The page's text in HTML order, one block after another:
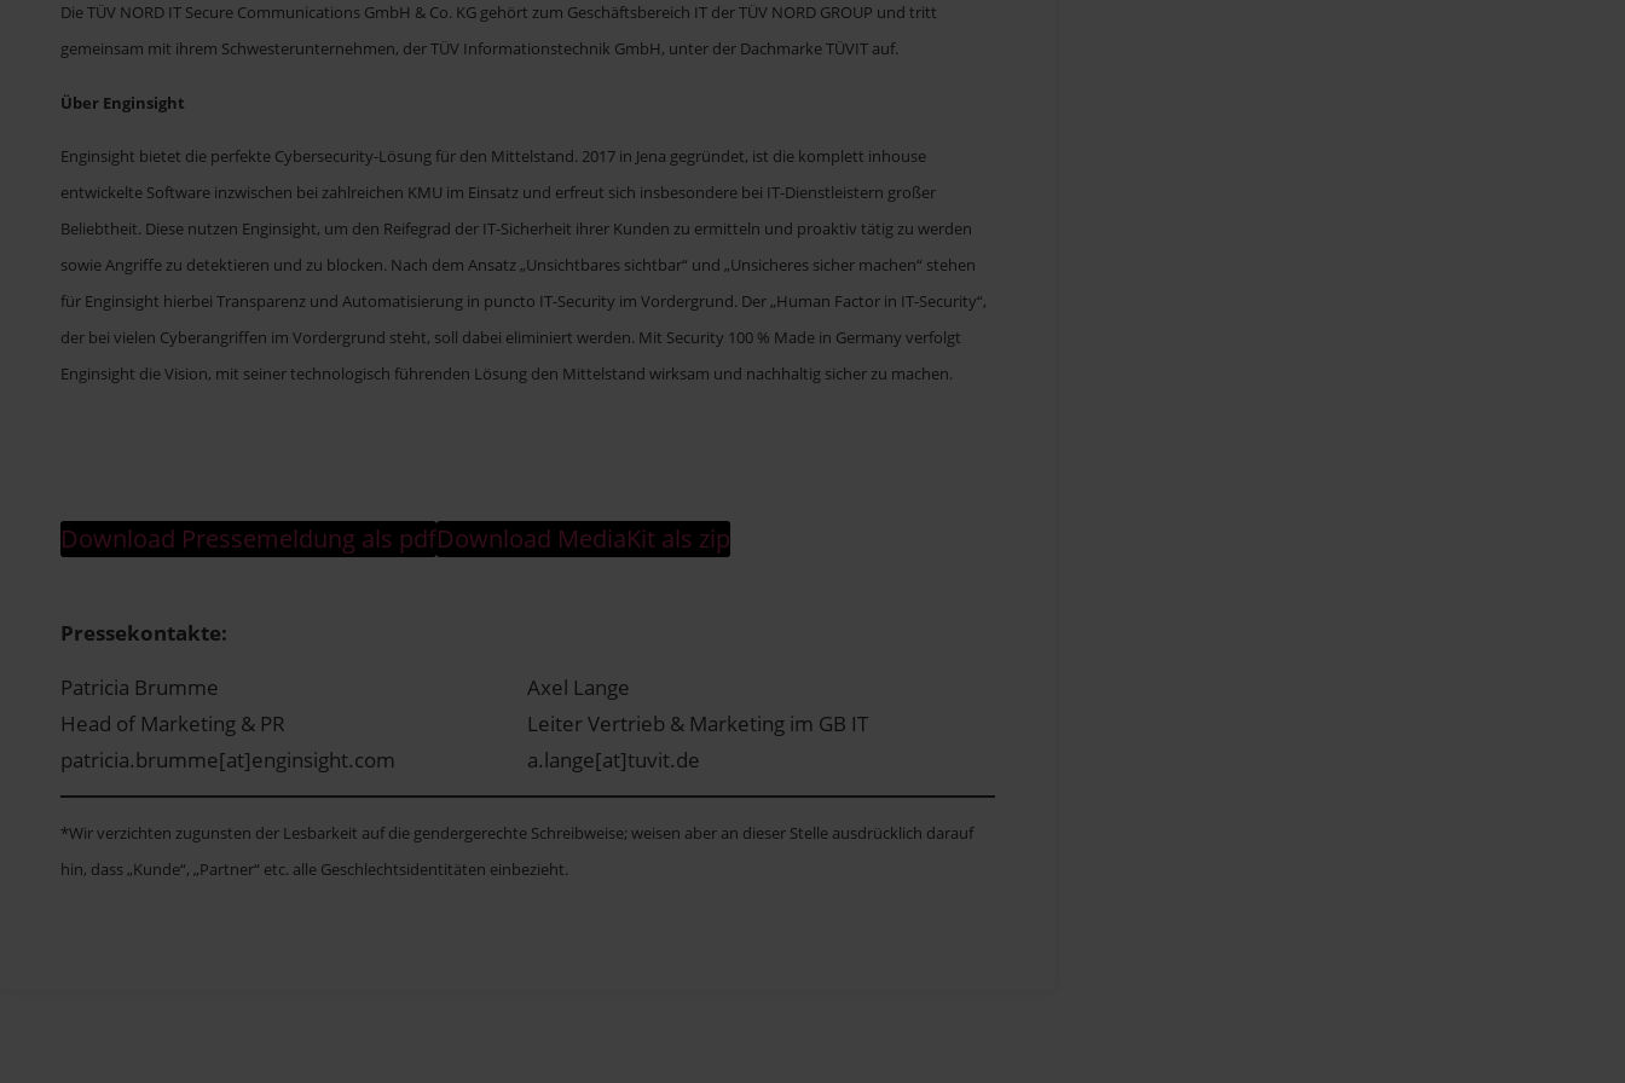
Die TÜV NORD IT Secure Communications GmbH & Co. KG gehört zum Geschäftsbereich IT der TÜV NORD GROUP und tritt
gemeinsam mit ihrem Schwesterunternehmen, der TÜV Informationstechnik GmbH, unter der Dachmarke TÜVIT auf.
Über Enginsight
Enginsight bietet die perfekte Cybersecurity-Lösung für den Mittelstand. 2017 in Jena gegründet, ist die komplett inhouse
entwickelte Software inzwischen bei zahlreichen KMU im Einsatz und erfreut sich insbesondere bei IT-Dienstleistern großer
Beliebtheit. Diese nutzen Enginsight, um den Reifegrad der IT-Sicherheit ihrer Kunden zu ermitteln und proaktiv tätig zu werden
sowie Angriffe zu detektieren und zu blocken. Nach dem Ansatz „Unsichtbares sichtbar“ und „Unsicheres sicher machen“ stehen
für Enginsight hierbei Transparenz und Automatisierung in puncto IT-Security im Vordergrund. Der „Human Factor in IT-Security“,
der bei vielen Cyberangriffen im Vordergrund steht, soll dabei eliminiert werden. Mit Security 100 % Made in Germany verfolgt
Enginsight die Vision, mit seiner technologisch führenden Lösung den Mittelstand wirksam und nachhaltig sicher zu machen.
Download Pressemeldung als pdfDownload MediaKit als zip
Pressekontakte:
Patricia Brumme
Head of Marketing & PR
patricia.brumme[at]enginsight.com
Axel Lange
Leiter Vertrieb & Marketing im GB IT
a.lange[at]tuvit.de
*Wir verzichten zugunsten der Lesbarkeit auf die gendergerechte Schreibweise; weisen aber an dieser Stelle ausdrücklich darauf
hin, dass „Kunde“, „Partner“ etc. alle Geschlechtsidentitäten einbezieht.